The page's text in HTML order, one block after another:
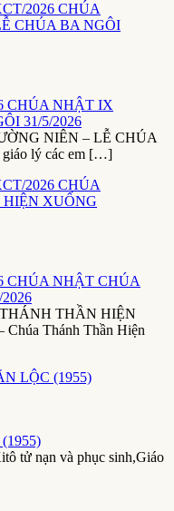
CHÚA NHẬT IX
31/5/2026
NIÊN – LỄ CHÚA
giáo lý các em […]
CHÚA NHẬT CHÚA
THẦN HIỆN
Chúa Thánh Thần Hiện
tử nạn và phục sinh,Giáo